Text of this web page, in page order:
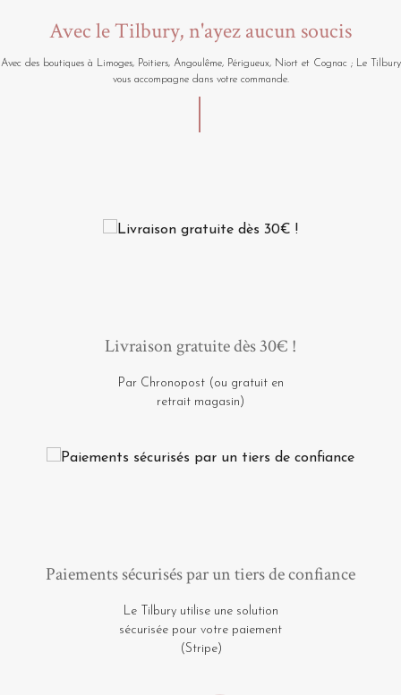
Avec le Tilbury, n'ayez aucun soucis
Avec des boutiques à Limoges, Poitiers, Angoulême, Périgueux, Niort et Cognac ; Le Tilbury
vous accompagne dans votre commande.
Livraison gratuite dès 30€ !
Par Chronopost (ou gratuit en
retrait magasin)
Paiements sécurisés par un tiers de confiance
Le Tilbury utilise une solution
sécurisée pour votre paiement
(Stripe)